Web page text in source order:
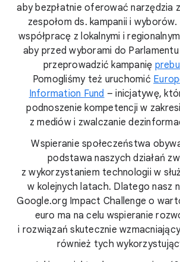
aby bezpłatnie oferować narzędzia
zespołom ds. kampanii i
współpracę z lokalnymi i
aby przed wyborami do
przeprowadzić kampanię
Pomogliśmy też uruchomić
Information Fund – inicjatywę,
podnoszenie kompetencji w
z mediów i zwalczanie
Wspieranie społeczeństwa
podstawa naszych działań
z wykorzystaniem technologii w
w kolejnych latach. Dlatego nasz
Google.org Impact Challenge o
euro ma na celu wspieranie
i rozwiązań skutecznie
również tych